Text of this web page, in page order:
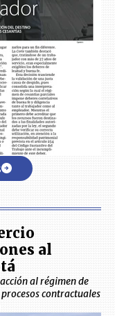
al
al régimen de
contractuales